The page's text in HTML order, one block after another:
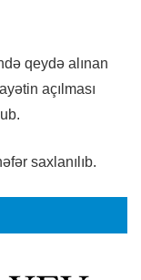
qeydə alınan
açılması
saxlanılıb.